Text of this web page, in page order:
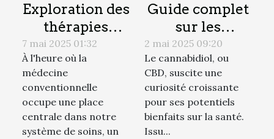
Exploration des
thérapies
alternatives :
avantages et
pratiques
7 mai 2025 01:32
À l'heure où la
médecine
conventionnelle
occupe une place
centrale dans notre
système de soins, un
Guide complet
sur les
avantages du
CBD et ses
différentes
formes
2 mai 2025 09:20
Le cannabidiol, ou
CBD, suscite une
curiosité croissante
pour ses potentiels
bienfaits sur la santé.
Issu...